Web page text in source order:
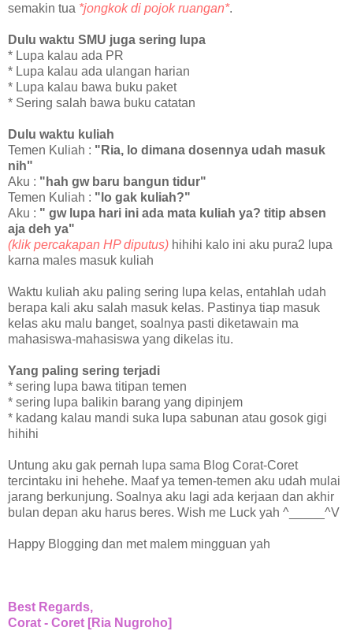
semakin tua *jongkok di pojok ruangan*.
Dulu waktu SMU juga sering lupa
* Lupa kalau ada PR
* Lupa kalau ada ulangan harian
* Lupa kalau bawa buku paket
* Sering salah bawa buku catatan
Dulu waktu kuliah
Temen Kuliah : "Ria, lo dimana dosennya udah masuk
nih"
Aku : "hah gw baru bangun tidur"
Temen Kuliah : "lo gak kuliah?"
Aku : " gw lupa hari ini ada mata kuliah ya? titip absen
aja deh ya"
(klik percakapan HP diputus) hihihi kalo ini aku pura2 lupa
karna males masuk kuliah
Waktu kuliah aku paling sering lupa kelas, entahlah udah
berapa kali aku salah masuk kelas. Pastinya tiap masuk
kelas aku malu banget, soalnya pasti diketawain ma
mahasiswa-mahasiswa yang dikelas itu.
Yang paling sering terjadi
* sering lupa bawa titipan temen
* sering lupa balikin barang yang dipinjem
* kadang kalau mandi suka lupa sabunan atau gosok gigi
hihihi
Untung aku gak pernah lupa sama Blog Corat-Coret
tercintaku ini hehehe. Maaf ya temen-temen aku udah mulai
jarang berkunjung. Soalnya aku lagi ada kerjaan dan akhir
bulan depan aku harus beres. Wish me Luck yah ^_____^V
Happy Blogging dan met malem mingguan yah
Best Regards,
Corat - Coret [Ria Nugroho]